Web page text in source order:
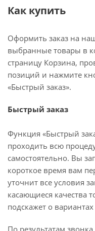
Как купить
Оформить заказ на
выбранные товары в
страницу Корзина,
позиций и нажмите
«Быстрый заказ».
Быстрый заказ
Функция «Быстрый
проходить всю
самостоятельно. Вы
короткое время вам
уточнит все условия
касающиеся качества
подскажет о
По результатам